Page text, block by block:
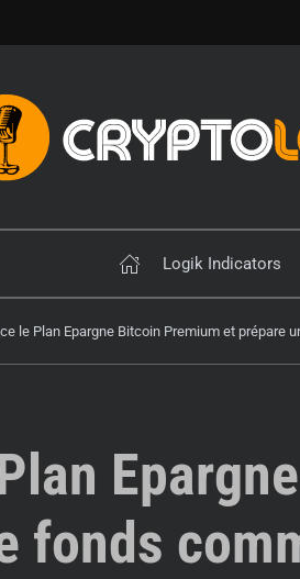
Logik Indicators
le Plan Epargne Bitcoin Premium et prépare
fonds